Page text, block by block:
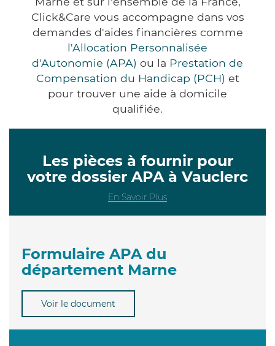
Click&Care vous accompagne dans vos
demandes d'aides financières comme
l'Allocation Personnalisée
d'Autonomie (APA) ou la Prestation de
Compensation du Handicap (PCH) et
pour trouver une aide à domicile
qualifiée.
Les pièces à fournir pour
votre dossier APA à Vauclerc
En Savoir Plus
Formulaire APA du
département Marne
Voir le document